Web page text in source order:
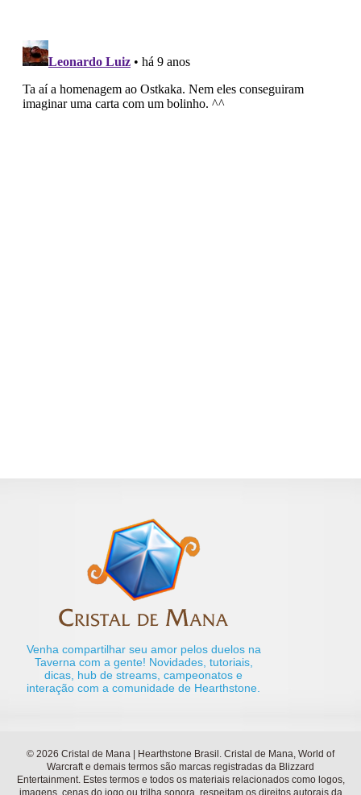
Venha compartilhar seu amor pelos duelos na
Taverna com a gente! Novidades, tutoriais,
dicas, hub de streams, campeonatos e
interação com a comunidade de Hearthstone.
© 2026 Cristal de Mana | Hearthstone Brasil. Cristal de Mana, World of
Warcraft e demais termos são marcas registradas da Blizzard
Entertainment. Estes termos e todos os materiais relacionados como logos,
imagens, cenas do jogo ou trilha sonora, respeitam os direitos autorais da